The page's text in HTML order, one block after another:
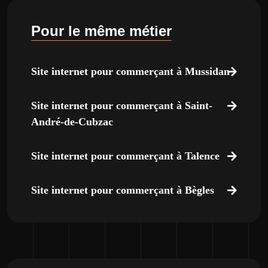
Pour le même métier
Site internet pour commerçant à Mussidan
Site internet pour commerçant à Saint-
André-de-Cubzac
Site internet pour commerçant à Talence
Site internet pour commerçant à Bègles